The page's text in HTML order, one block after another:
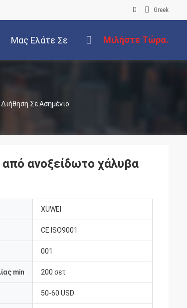
Greek
Μας Ελάτε Σε Μιλήστε Τώρα.
Σε Ασημένιο
ανοξείδωτο χάλυβα
XUWEI
CE ISO9001
001
min 200 σετ
50-60 USD